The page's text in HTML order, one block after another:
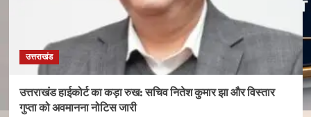
उत्तराखंड
उत्तराखंड हाईकोर्ट का कड़ा रुख: सचिव नितेश कुमार झा और विस्तार
गुप्ता को अवमानना नोटिस जारी